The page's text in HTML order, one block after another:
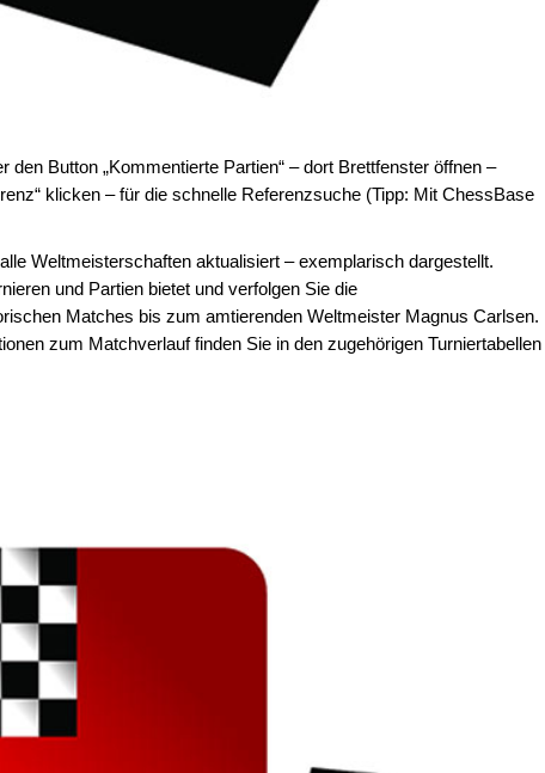
den Button „Kommentierte Partien“ – dort Brettfenster öffnen –
klicken – für die schnelle Referenzsuche (Tipp: Mit ChessBase
Weltmeisterschaften aktualisiert – exemplarisch dargestellt.
und Partien bietet und verfolgen Sie die
Matches bis zum amtierenden Weltmeister Magnus Carlsen.
zum Matchverlauf finden Sie in den zugehörigen Turniertabellen